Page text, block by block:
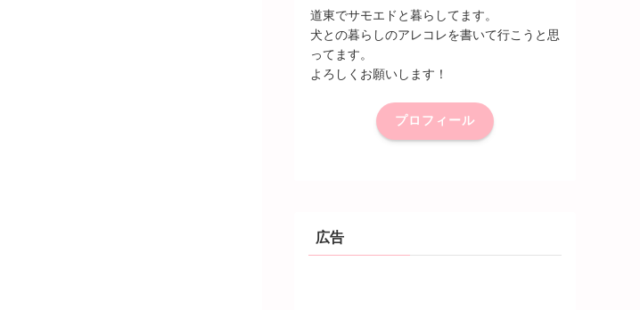
道東でサモエドと暮らしてます。
犬との暮らしのアレコレを書いて行こうと思
ってます。
よろしくお願いします！
プロフィール
広告